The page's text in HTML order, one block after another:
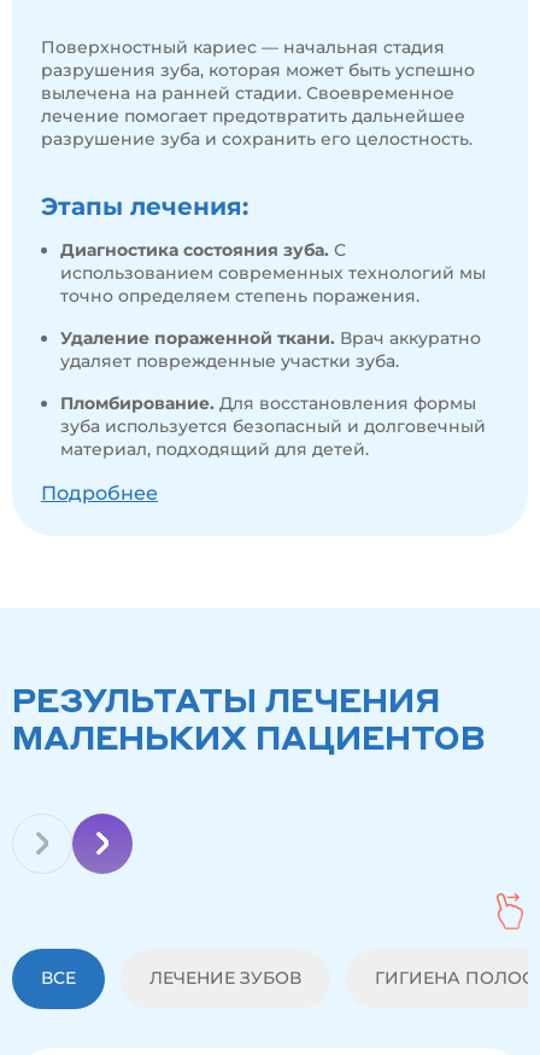
Поверхностный кариес — начальная стадия
разрушения зуба, которая может быть успешно
вылечена на ранней стадии. Своевременное
лечение помогает предотвратить дальнейшее
разрушение зуба и сохранить его целостность.
Этапы лечения:
Диагностика состояния зуба. С
использованием современных технологий мы
точно определяем степень поражения.
Удаление пораженной ткани. Врач аккуратно
удаляет поврежденные участки зуба.
Пломбирование. Для восстановления формы
зуба используется безопасный и долговечный
материал, подходящий для детей.
Подробнее
РЕЗУЛЬТАТЫ ЛЕЧЕНИЯ
МАЛЕНЬКИХ ПАЦИЕНТОВ
ВСЕ ЛЕЧЕНИЕ ЗУБОВ ГИГИЕНА